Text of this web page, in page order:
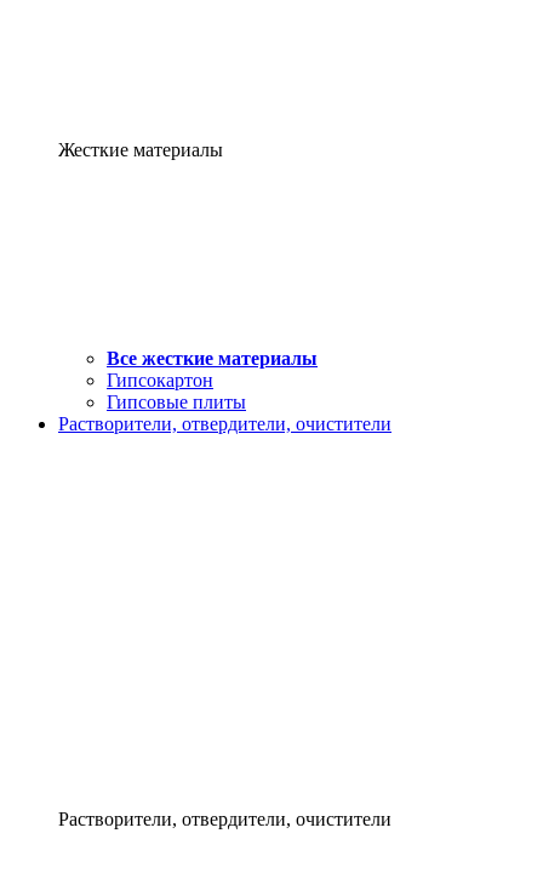
Жесткие материалы
Все жесткие материалы
Гипсокартон
Гипсовые плиты
Растворители, отвердители, очистители
Растворители, отвердители, очистители